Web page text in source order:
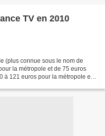
TV en 2010
(plus connue sous le nom de
la métropole et de 75 euros
à 121 euros pour la métropole et à